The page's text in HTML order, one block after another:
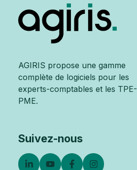
2023
AGIRIS propose une gamme
complète de logiciels pour les
experts-comptables et les TPE-
PME.
Suivez-nous